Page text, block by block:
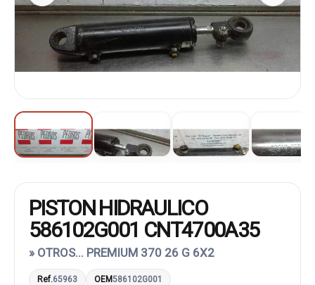
PISTON HIDRAULICO
586102G001 CNT4700A35
» OTROS... PREMIUM 370 26 G 6X2
Ref.65963 OEM586102G001